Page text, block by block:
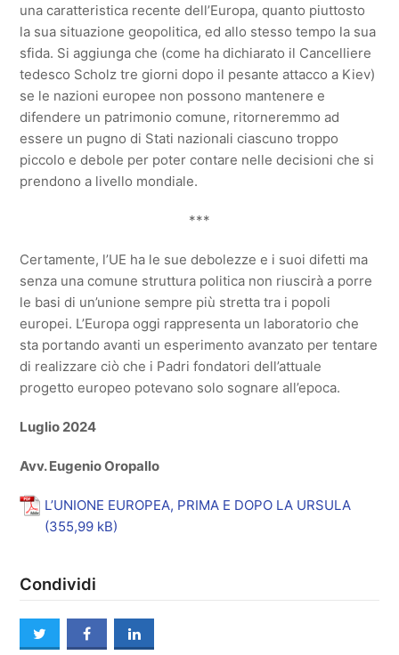
una caratteristica recente dell’Europa, quanto piuttosto
la sua situazione geopolitica, ed allo stesso tempo la sua
sfida. Si aggiunga che (come ha dichiarato il Cancelliere
tedesco Scholz tre giorni dopo il pesante attacco a Kiev)
se le nazioni europee non possono mantenere e
difendere un patrimonio comune, ritorneremmo ad
essere un pugno di Stati nazionali ciascuno troppo
piccolo e debole per poter contare nelle decisioni che si
prendono a livello mondiale.
***
Certamente, l’UE ha le sue debolezze e i suoi difetti ma
senza una comune struttura politica non riuscirà a porre
le basi di un’unione sempre più stretta tra i popoli
europei. L’Europa oggi rappresenta un laboratorio che
sta portando avanti un esperimento avanzato per tentare
di realizzare ciò che i Padri fondatori dell’attuale
progetto europeo potevano solo sognare all’epoca.
Luglio 2024
Avv. Eugenio Oropallo
L’UNIONE EUROPEA, PRIMA E DOPO LA URSULA
Condividi
twitter facebooklinkedin